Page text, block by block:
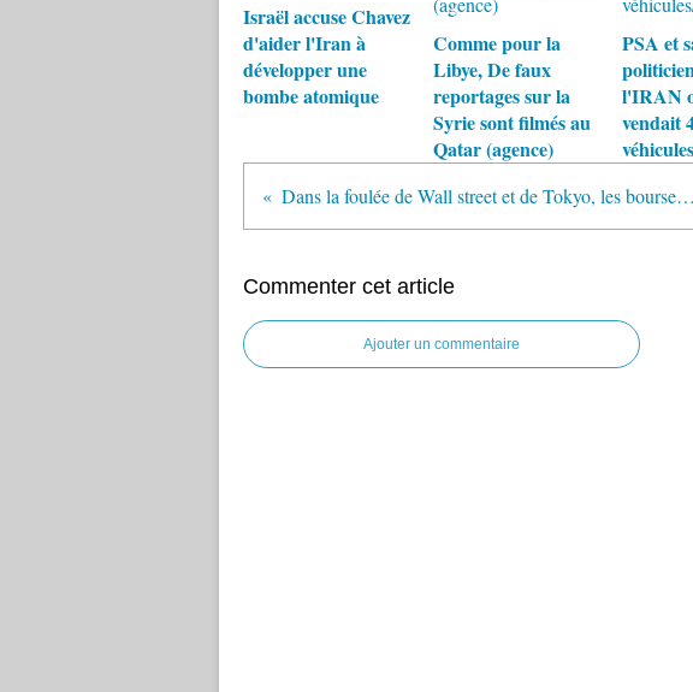
Israël accuse Chavez
d'aider l'Iran à
développer une
bombe atomique
Comme pour la
Libye, De faux
reportages sur la
Syrie sont filmés au
Qatar (agence)
PSA et
l'IRAN
vendait
Dans la foulée de Wall street et de Tokyo, les bourses européennes flambent.
Commenter cet article
Ajouter un commentaire